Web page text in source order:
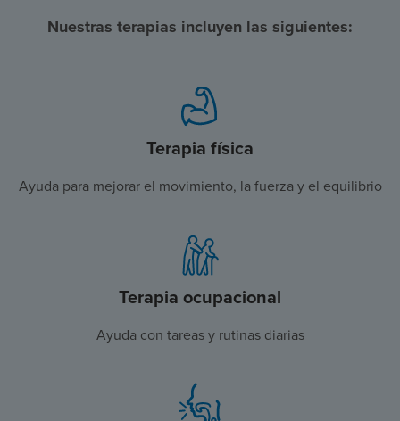
Nuestras terapias incluyen las siguientes:
Terapia física
Ayuda para mejorar el movimiento, la fuerza y el equilibrio
Terapia ocupacional
Ayuda con tareas y rutinas diarias